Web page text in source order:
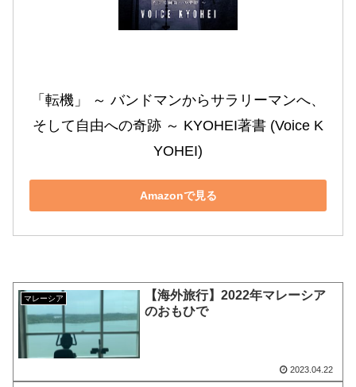
「転機」 ～ バンドマンからサラリーマンへ、
そして自由への奇跡 ～ KYOHEI著書 (Voice K
YOHEI)
Amazonで見る
マレーシア
【海外旅行】2022年マレーシア
のおもひで
2023.04.22